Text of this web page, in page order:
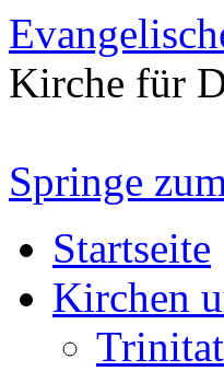
Kirche für
Springe
Startseite
Kirchen